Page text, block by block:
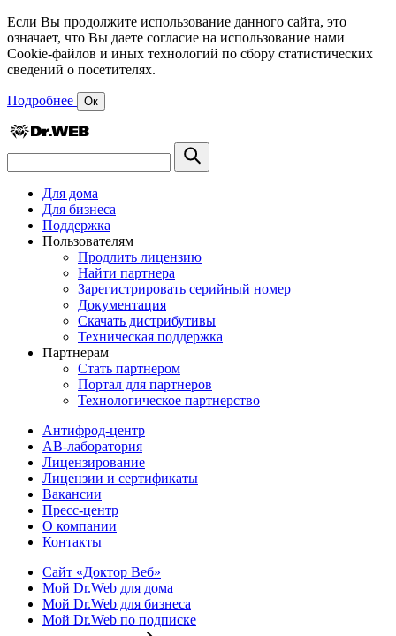
Если Вы продолжите использование данного сайта, это
означает, что Вы даете согласие на использование нами
Cookie-файлов и иных технологий по сбору статистических
сведений о посетителях.
Подробнее Ок
Для дома
Для бизнеса
Поддержка
Пользователям
Продлить лицензию
Найти партнера
Зарегистрировать серийный номер
Документация
Скачать дистрибутивы
Техническая поддержка
Партнерам
Стать партнером
Портал для партнеров
Технологическое партнерство
Антифрод-центр
АВ-лаборатория
Лицензирование
Лицензии и сертификаты
Вакансии
Пресс-центр
О компании
Контакты
Сайт «Доктор Веб»
Мой Dr.Web для дома
Мой Dr.Web для бизнеса
Мой Dr.Web по подписке